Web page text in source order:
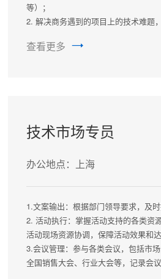
等）；
2. 解决商务遇到的项目上的技术难题
3.项目成本计算（根据剂型难度合理计
查看更多
技术市场专员
办公地点：上海
1.文案输出：根据部门领导要求，及时
2. 活动执行：掌握活动支持的各类资
活动现场资源协调，保障活动效果和达
3.会议管理：参与各类会议，包括市场
全国销售大会、行业大会等，记录会